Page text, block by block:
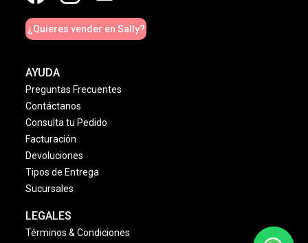
¿Quieres vender en Sally?
AYUDA
Preguntas Frecuentes
Contáctanos
Consulta tu Pedido
Facturación
Devoluciones
Tipos de Entrega
Sucursales
LEGALES
Términos & Condiciones